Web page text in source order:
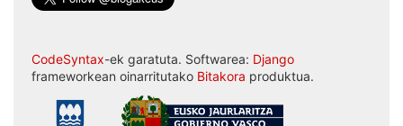
CodeSyntax-ek garatuta. Softwarea: Django
frameworkean oinarritutako Bitakora produktua.